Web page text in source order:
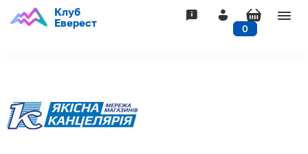
Клуб
Еверест
0